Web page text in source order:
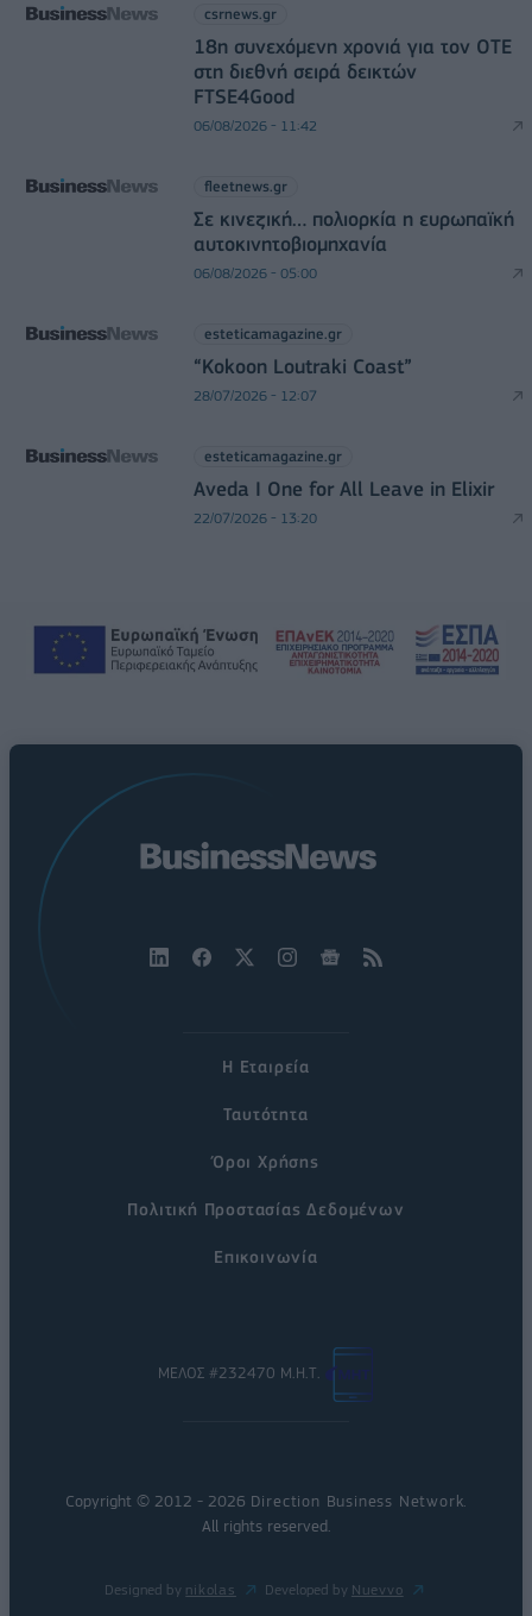
csrnews.gr
18η συνεχόμενη χρονιά για τον ΟΤΕ
στη διεθνή σειρά δεικτών
FTSE4Good
06/08/2026 - 11:42
fleetnews.gr
Σε κινεζική… πολιορκία η ευρωπαϊκή
αυτοκινητοβιομηχανία
06/08/2026 - 05:00
esteticamagazine.gr
“Kokoon Loutraki Coast”
28/07/2026 - 12:07
esteticamagazine.gr
Aveda I One for All Leave in Elixir
22/07/2026 - 13:20
Η Εταιρεία
Ταυτότητα
Όροι Χρήσης
Πολιτική Προστασίας Δεδομένων
Επικοινωνία
ΜΕΛΟΣ #232470 Μ.Η.Τ.
Copyright © 2012 - 2026 Direction Business Network
All rights reserved.
Designed by nikolas Developed by Nuevvo